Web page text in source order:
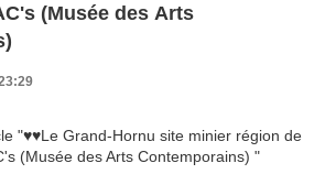
(Musée des Arts